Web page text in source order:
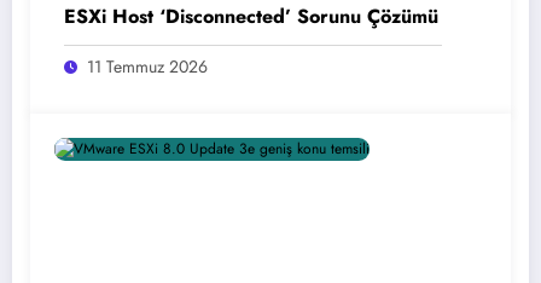
ESXi Host ‘Disconnected’ Sorunu Çözümü
11 Temmuz 2026